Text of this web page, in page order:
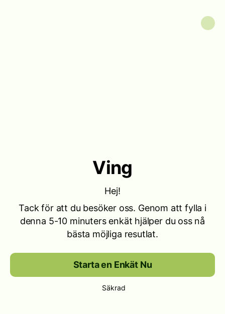
Ving
Hej!
Tack för att du besöker oss. Genom att fylla i
denna 5-10 minuters enkät hjälper du oss nå
bästa möjliga resutlat.
Starta en Enkät Nu
Säkrad